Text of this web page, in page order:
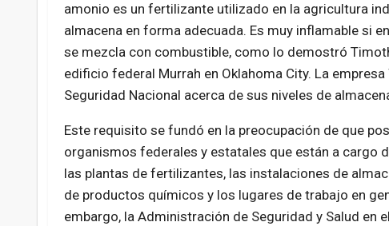
amonio es un fertilizante utilizado en la agricultura
almacena en forma adecuada. Es muy inflamable si
se mezcla con combustible, como lo demostró
edificio federal Murrah en Oklahoma City. La
Seguridad Nacional acerca de sus niveles de
Este requisito se fundó en la preocupación de que
organismos federales y estatales que están a cargo
las plantas de fertilizantes, las instalaciones de
de productos químicos y los lugares de trabajo en
embargo, la Administración de Seguridad y Salud en